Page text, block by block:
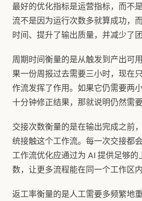
最好的优化指标是运营指标，而不
流不是因为运行次数多就算成功，
时间、提升了输出质量，并减少了
周期时间衡量的是从触发到产出可
果一份周报过去需要三小时，现在
作流发挥了作用。如果它仍需要两
十分钟修正结果，那就说明仍然需要
交接次数衡量的是在输出完成之前
统接触这个工作流。每一次交接都
工作流优化应通过为 AI 提供足够
数，让更多流程能在同一个工作区内
返工率衡量的是人工需要多频繁地